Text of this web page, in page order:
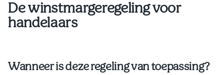
De winstmargeregeling voor
handelaars
Wanneer is deze regeling van toepassing?